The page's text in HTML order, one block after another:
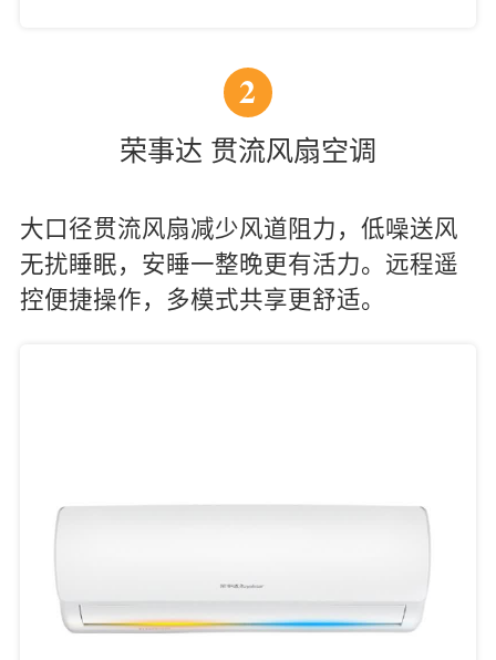
2
荣事达 贯流风扇空调
大口径贯流风扇减少风道阻力，低噪送风
无扰睡眠，安睡一整晚更有活力。远程遥
控便捷操作，多模式共享更舒适。